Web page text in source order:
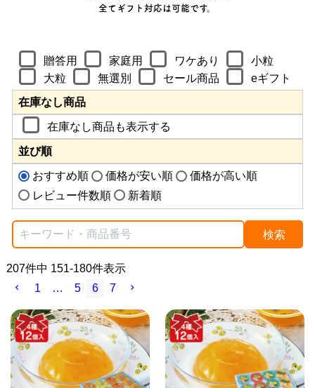
全てギフト対応は可能です。
贈答用 家庭用 ワケあり
小粒
大粒
無選別 セール商品
eギフト
在庫なし商品
在庫なし商品も表示する
並び順
おすすめ順 価格が安い順
価格が高い順
レビュー件数順
新着順
検索
207件中 151-180件表示
1
… 5 6 7